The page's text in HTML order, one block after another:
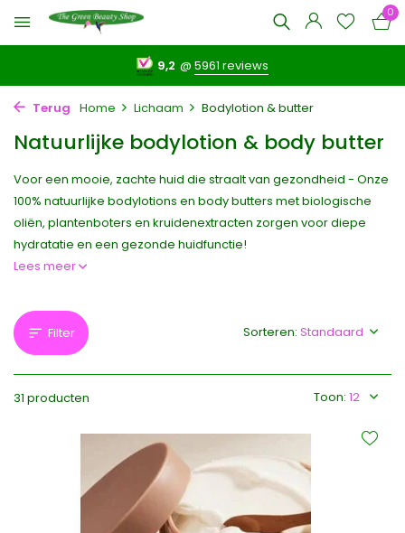
0
9,2 @5961 reviews
Terug Home Lichaam Bodylotion & butter
Natuurlijke bodylotion & body butter
Voor een mooie, zachte huid die straalt van gezondheid - Onze
100% natuurlijke bodylotions en body butters met biologische
oliën, plantenboters en kruidenextracten zorgen voor diepe
hydratatie en een gezonde huidfunctie!
Lees meer
Filter
31 producten Toon:
Sorteren: